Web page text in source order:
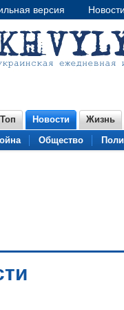
версия
Топ Новости Жизнь
Общество